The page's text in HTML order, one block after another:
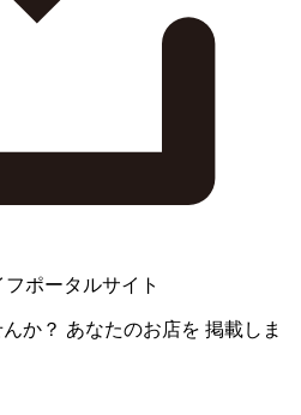
ポータルサイト
か？ あなたのお店を 掲載しま